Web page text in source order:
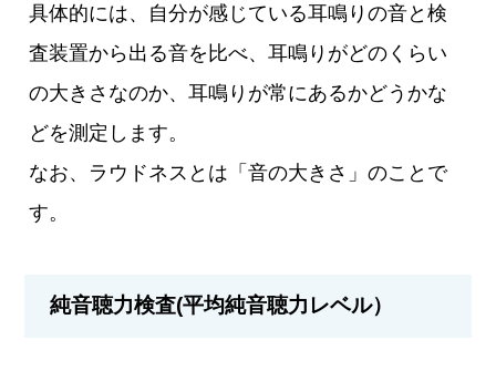
具体的には、自分が感じている耳鳴りの音と検
査装置から出る音を比べ、耳鳴りがどのくらい
の大きさなのか、耳鳴りが常にあるかどうかな
どを測定します。
なお、ラウドネスとは「音の大きさ」のことで
す。
純音聴力検査(平均純音聴力レベル）